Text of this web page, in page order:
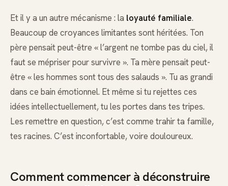
Et il y a un autre mécanisme : la loyauté familiale.
Beaucoup de croyances limitantes sont héritées. Ton
père pensait peut-être « l’argent ne tombe pas du ciel, il
faut se mépriser pour survivre ». Ta mère pensait peut-
être « les hommes sont tous des salauds ». Tu as grandi
dans ce bain émotionnel. Et même si tu rejettes ces
idées intellectuellement, tu les portes dans tes tripes.
Les remettre en question, c’est comme trahir ta famille,
tes racines. C’est inconfortable, voire douloureux.
Comment commencer à déconstruire